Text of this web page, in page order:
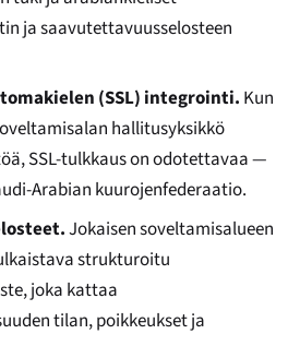
ja saavutettavuusselosteen
(SSL) integrointi. Kun
hallitusyksikkö
SSL-tulkkaus on odotettavaa —
Arabian kuurojenfederaatio.
Jokaisen soveltamisalueen
strukturoitu
joka kattaa
tilan, poikkeukset ja